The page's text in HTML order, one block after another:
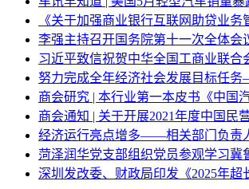
《关于加强商业银行互联网助贷业务
李强主持召开国务院第十一次全体会
习近平致信祝贺中华全国工商业联合
努力完成全年经济社会发展目标任
商会研究 | 本行业第一本皮书《中国
商会通知 | 关于开展2021年度中国民
经济运行亮点增多——相关部门负责
菏泽润华党支部组织党员参观学习冀
深圳发改委、财政局印发《2025年超